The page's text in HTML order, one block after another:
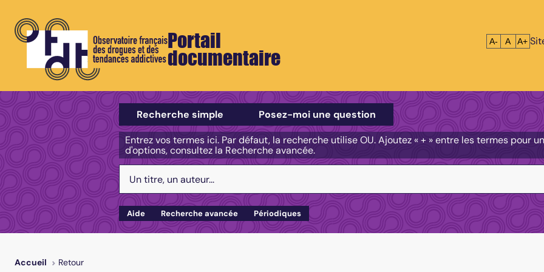
Portail
documentaire
Réduire le
A- A A+
Sélectionner un type de recherche
Recherche simple
Posez-moi une question
Entrez vos termes ici. Par défaut, la recherche utilise OU. Ajoutez « + » entre les termes pour
d'options, consultez la Recherche avancée.
Aide Recherche avancée Périodiques
Accueil Retour